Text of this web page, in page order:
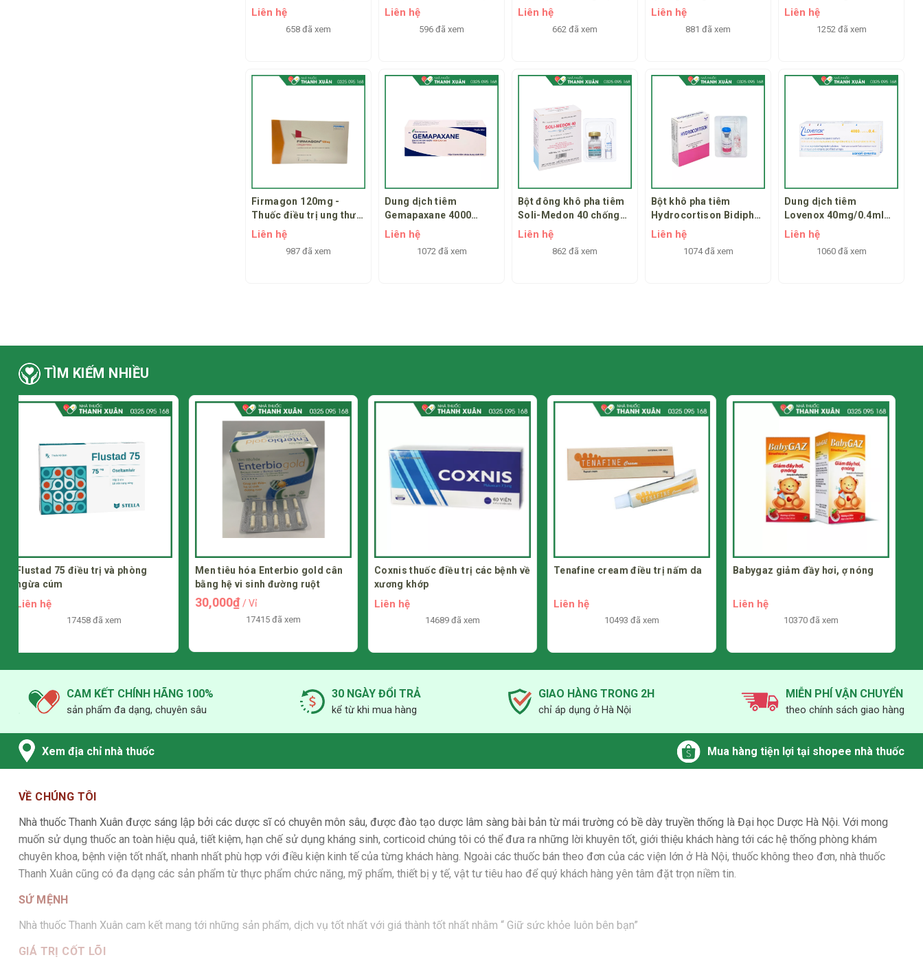
tháo đường
Liên hệ
658 đã xem
đái tháo đường (5 cây x
Liên hệ
596 đã xem
chứng suy giảm miễn
dịch nguyên phát, liệu
pháp điều hòa miễn
Liên hệ
662 đã xem
Liên hệ
881 đã xem
cho chế độ ăn giảm
Liên hệ
1252 đã xem
Firmagon 120mg -
Thuốc điều trị ung thư
tuyến tiền liệt
Liên hệ
987 đã xem
Dung dịch tiêm
Gemapaxane 4000
UI/0,4 ml dự phòng, trị
huyết khối (6 bơm tiêm
x 0,4 ml)
Liên hệ
1072 đã xem
Bột đông khô pha tiêm
Soli-Medon 40 chống
viêm, giảm miễn dịch 1
lọ bột + 1 ống 1ml
Liên hệ
862 đã xem
Bột khô pha tiêm
Hydrocortison Bidiphar
100mg chống viêm, dị
ứng 1 lọ bột + 1 ống 2ml
Liên hệ
1074 đã xem
Dung dịch tiêm
Lovenox 40mg/0.4ml
dự phòng huyết khối
Liên hệ
1060 đã xem
TÌM KIẾM NHIỀU
Men tiêu hóa Enterbio gold cân
bằng hệ vi sinh đường ruột
30,000₫
17415 đã xem
Coxnis thuốc điều trị các bệnh về
xương khớp
Liên hệ
14689 đã xem
Tenafine cream điều trị nấm da
Liên hệ
10493 đã xem
Babygaz giảm đầy hơi, ợ nóng
Liên hệ
10370 đã xem
Viên đặt hỗ trợ phụ khoa
70,000₫
9330 đã xem
CAM KẾT CHÍNH HÃNG 100%
sản phẩm đa dạng, chuyên sâu
30 NGÀY ĐỔI TRẢ
kể từ khi mua hàng
GIAO HÀNG TRONG 2H
chỉ áp dụng ở Hà Nội
MIỄN PHÍ VẬN CHUYỂN
theo chính sách giao hàng
Xem địa chỉ nhà thuốc Mua hàng tiện lợi tại shopee nhà thuốc
VỀ CHÚNG TÔI
Nhà thuốc Thanh Xuân được sáng lập bởi các dược sĩ có chuyên môn sâu, được đào tạo dược lâm sàng bài bản từ mái trường có bề dày truyền thống là Đại học Dược Hà Nội. Với mong
muốn sử dụng thuốc an toàn hiệu quả, tiết kiệm, hạn chế sử dụng kháng sinh, corticoid chúng tôi có thể đưa ra những lời khuyên tốt, giới thiệu khách hàng tới các hệ thống phòng khám
chuyên khoa, bệnh viện tốt nhất, nhanh nhất phù hợp với điều kiện kinh tế của từng khách hàng. Ngoài các thuốc bán theo đơn của các viện lớn ở Hà Nội, thuốc không theo đơn, nhà thuốc
Thanh Xuân cũng có đa dạng các sản phẩm từ thực phẩm chức năng, mỹ phẩm, thiết bị y tế, vật tư tiêu hao để quý khách hàng yên tâm đặt trọn niềm tin.
SỨ MỆNH
Nhà thuốc Thanh Xuân cam kết mang tới những sản phẩm, dịch vụ tốt nhất với giá thành tốt nhất nhằm “ Giữ sức khỏe luôn bên bạn”
GIÁ TRỊ CỐT LÕI